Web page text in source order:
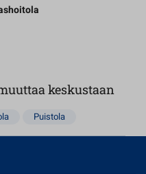
keskustaan
Puistola